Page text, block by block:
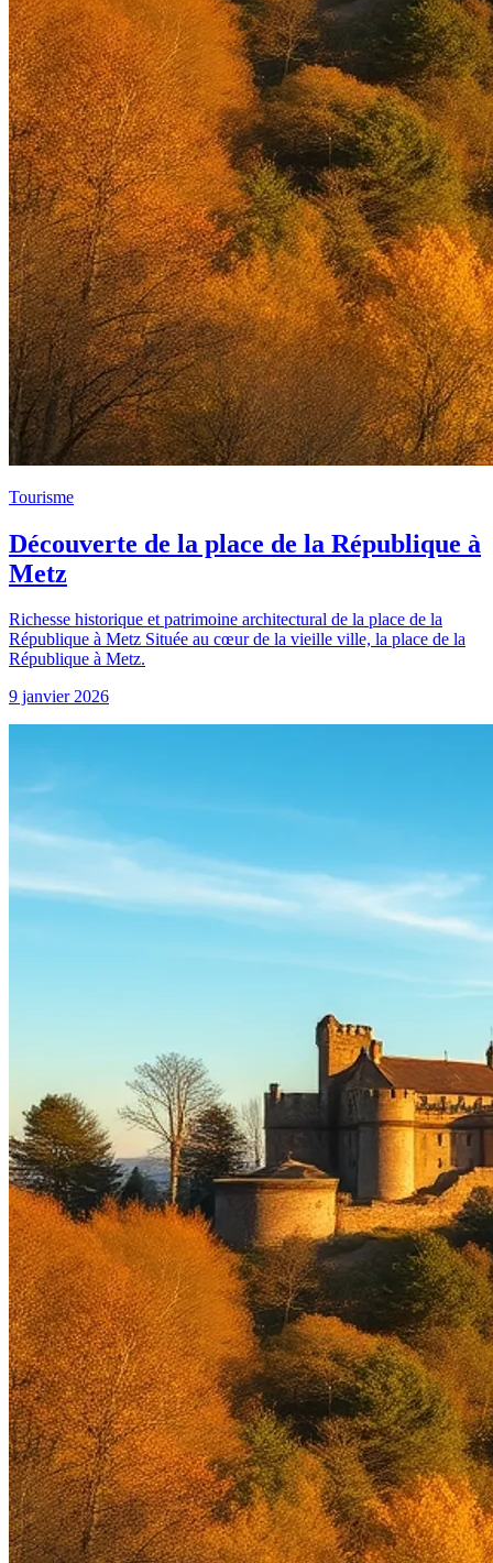
Tourisme
Découverte de la place de la République à
Metz
Richesse historique et patrimoine architectural de la place de la
République à Metz Située au cœur de la vieille ville, la place de la
République à Metz.
9 janvier 2026